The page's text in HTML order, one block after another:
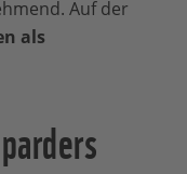
Auf der
als